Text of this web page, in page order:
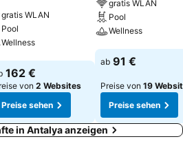
gratis WLAN
Pool
Wellness
sehen
162 €
von 2 Websites
Preise sehen
gratis WLAN
Pool
Wellness
Preise sehen
ab 91 €
Preise von 19
Preise sehen
in Antalya anzeigen